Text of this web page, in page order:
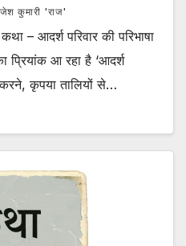
कुमारी 'राज'
– आदर्श परिवार की परिभाषा
आ रहा है ‘आदर्श
करने, कृपया तालियों से…